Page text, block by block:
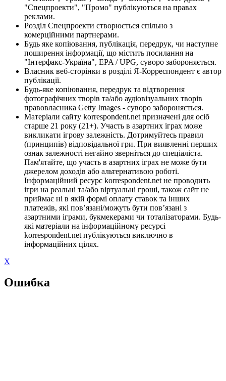
"Спецпроекти", "Промо" публікуються на правах
реклами.
Розділ Спецпроекти створюється спільно з
комерційними партнерами.
Будь яке копіювання, публікація, передрук, чи наступне
поширення інформації, що містить посилання на
"Інтерфакс-Україна", EPA / UPG, суворо забороняється.
Власник веб-сторінки в розділі Я-Корреспондент є автор
публікації.
Будь-яке копіювання, передрук та відтворення
фотографічних творів та/або аудіовізуальних творів
правовласника Getty Images - суворо забороняється.
Матеріали сайту korrespondent.net призначені для осіб
старше 21 року (21+). Участь в азартних іграх може
викликати ігрову залежність. Дотримуйтесь правил
(принципів) відповідальної гри. При виявленні перших
ознак залежності негайно зверніться до спеціаліста.
Пам'ятайте, що участь в азартних іграх не може бути
джерелом доходів або альтернативою роботі.
Інформаційний ресурс korrespondent.net не проводить
ігри на реальні та/або віртуальні гроші, також сайт не
приймає ні в якій формі оплату ставок та інших
платежів, які пов’язані/можуть бути пов’язані з
азартними іграми, букмекерами чи тоталізаторами. Будь-
які матеріали на інформаційному ресурсі
korrespondent.net публікуються виключно в
інформаційних цілях.
X
Ошибка